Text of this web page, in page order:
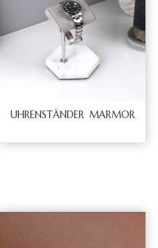
UHRENSTÄNDER MARMOR